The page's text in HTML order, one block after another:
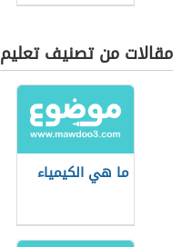
مقالات من تصنيف تعليم
ما هي الكيمياء